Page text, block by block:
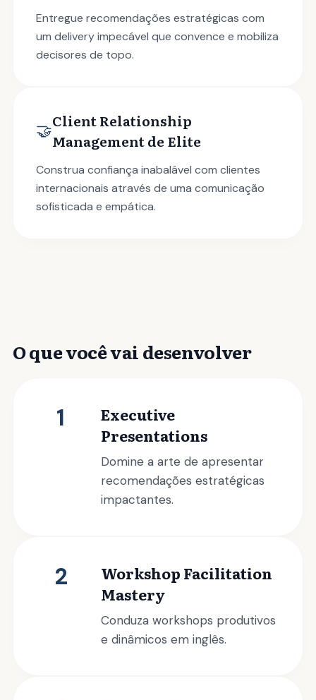
Entregue recomendações estratégicas com
um delivery impecável que convence e mobiliza
decisores de topo.
🤝Client Relationship
Management de Elite
Construa confiança inabalável com clientes
internacionais através de uma comunicação
sofisticada e empática.
O que você vai desenvolver
1
Executive
Presentations
Domine a arte de apresentar
recomendações estratégicas
impactantes.
2
Workshop Facilitation
Mastery
Conduza workshops produtivos
e dinâmicos em inglês.